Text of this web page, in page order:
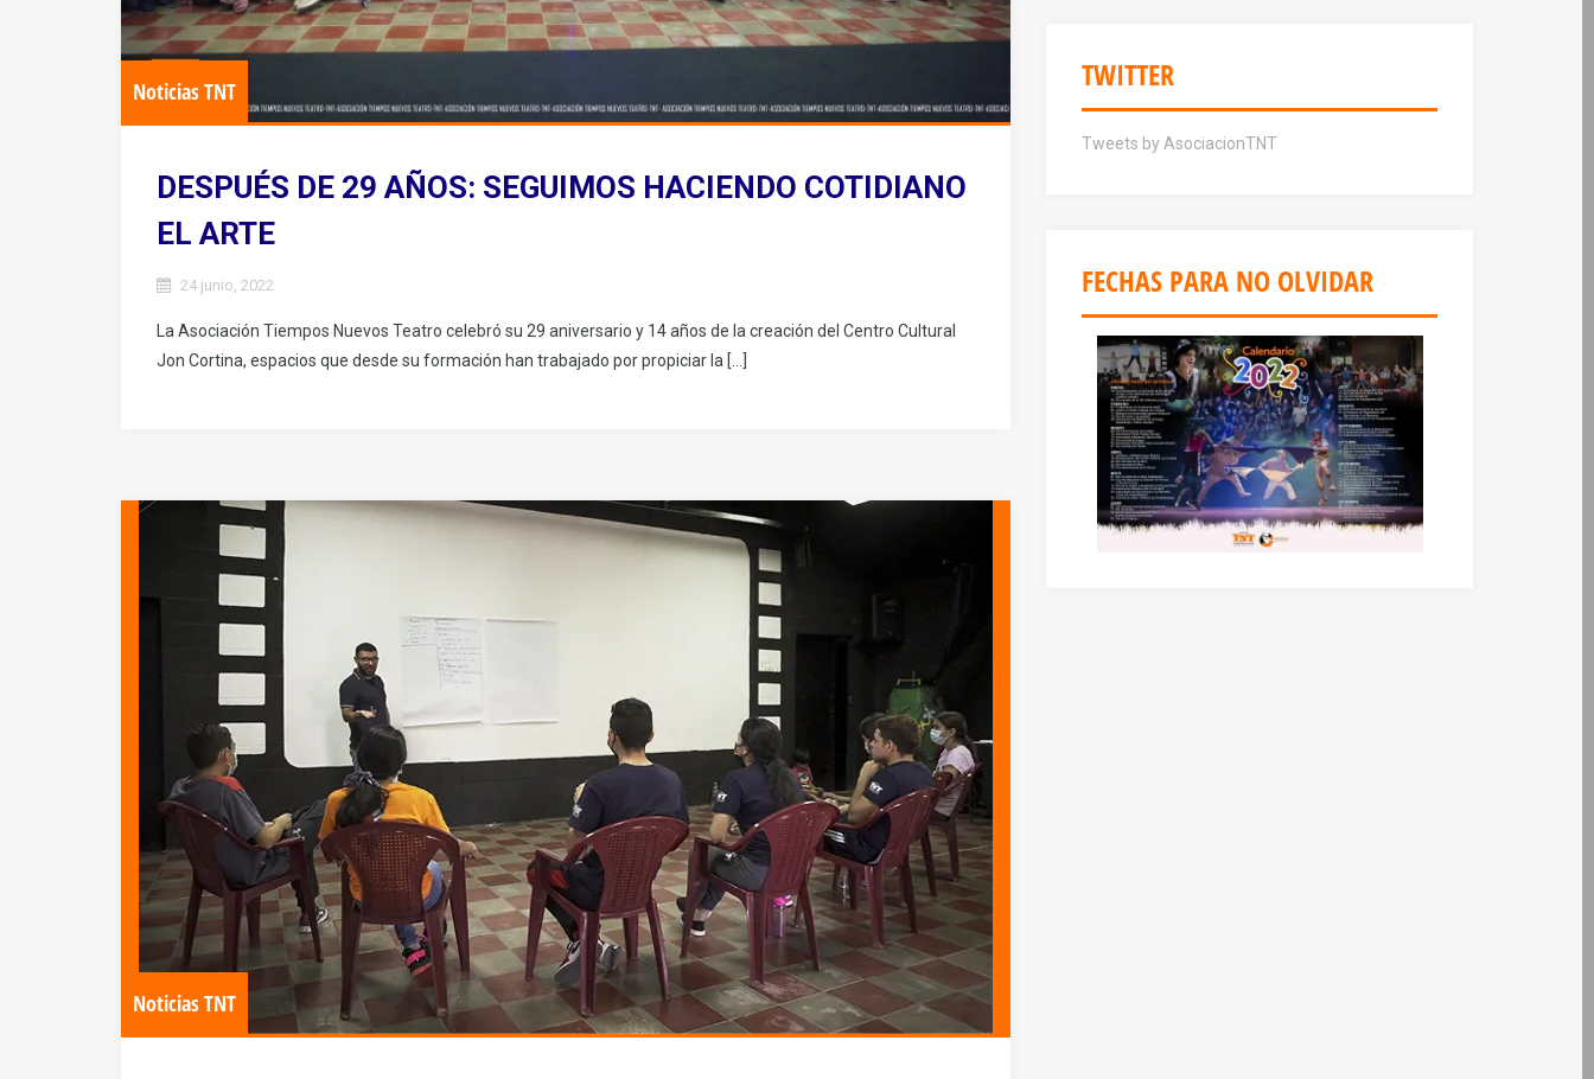
Noticias TNT
DESPUÉS DE 29 AÑOS: SEGUIMOS HACIENDO COTIDIANO
EL ARTE
24 junio, 2022
La Asociación Tiempos Nuevos Teatro celebró su 29 aniversario y 14 años de la creación del Centro Cultural
Jon Cortina, espacios que desde su formación han trabajado por propiciar la […]
Noticias TNT
TWITTER
Tweets by AsociacionTNT
FECHAS PARA NO OLVIDAR